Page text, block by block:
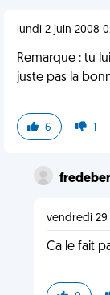
lundi 2 juin 2008
Remarque : tu
juste pas la
6 1
vendredi 29
Ca le fait